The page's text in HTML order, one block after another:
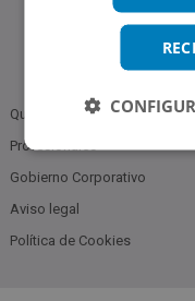
Quiénes somos
Profesionales
Gobierno Corporativo
Aviso legal
Política de Cookies